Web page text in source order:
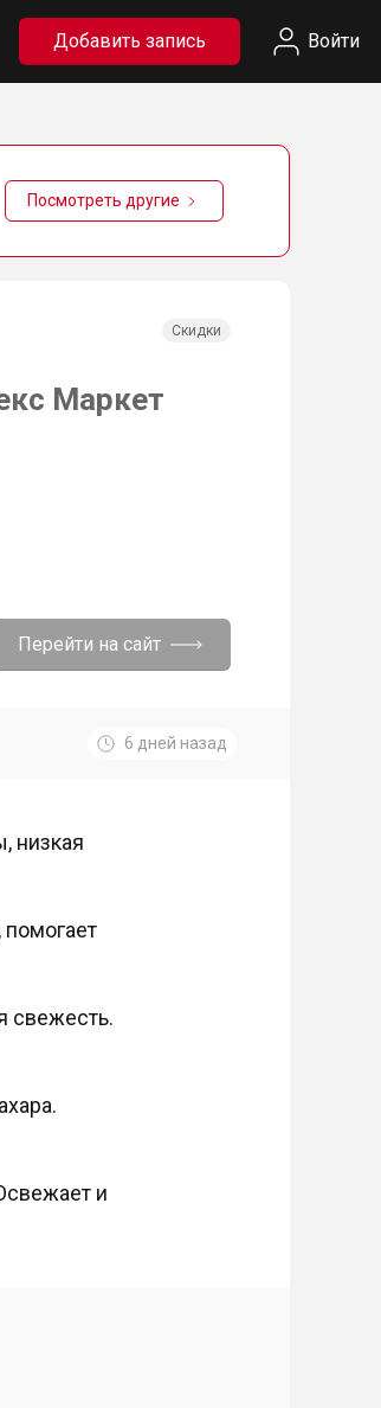
Добавить запись Войти
Посмотреть другие
Скидки
Маркет
Перейти на сайт
6 дней назад
низкая
свежесть.
и